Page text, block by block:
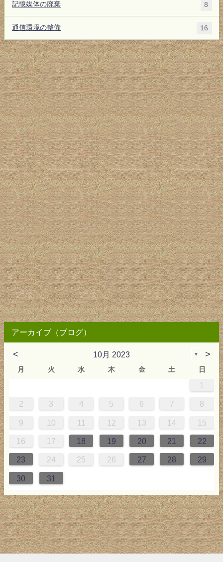
記憶媒体の廃棄 8
通信環境の整備 16
アーカイブ（ブログ）
< 10月 2023 ▼ >
月 火 水 木 金 土 日
1
2 3 4 5 6 7 8
9 10 11 12 13 14 15
16 17 18 19 20 21 22
23 24 25 26 27 28 29
30 31